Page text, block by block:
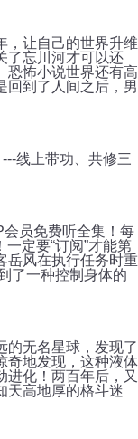
，让自己的世界升维
了忘川河才可以还
恐怖小说世界还有高
回到了人间之后，男
线上带功、共修三
会员免费听全集！每
定要“订阅”才能第
岳风在执行任务时重
了一种控制身体的
的无名星球，发现了
奇地发现，这种液体
进化！两百年后，又
天高地厚的格斗迷